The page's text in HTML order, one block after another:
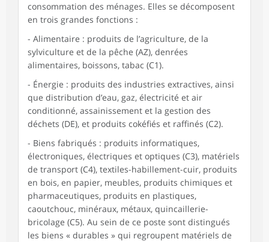
consommation des ménages. Elles se décomposent
en trois grandes fonctions :
- Alimentaire : produits de l’agriculture, de la
sylviculture et de la pêche (AZ), denrées
alimentaires, boissons, tabac (C1).
- Énergie : produits des industries extractives, ainsi
que distribution d’eau, gaz, électricité et air
conditionné, assainissement et la gestion des
déchets (DE), et produits cokéfiés et raffinés (C2).
- Biens fabriqués : produits informatiques,
électroniques, électriques et optiques (C3), matériels
de transport (C4), textiles-habillement-cuir, produits
en bois, en papier, meubles, produits chimiques et
pharmaceutiques, produits en plastiques,
caoutchouc, minéraux, métaux, quincaillerie-
bricolage (C5). Au sein de ce poste sont distingués
les biens « durables » qui regroupent matériels de